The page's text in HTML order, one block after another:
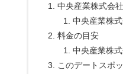
中央産業株式会社
中央産業株
料金の目安
中央産業株
このデートスポ